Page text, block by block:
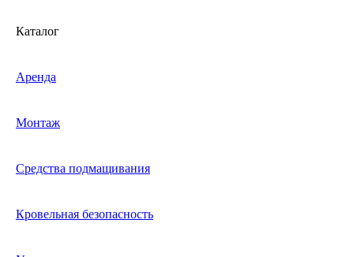
Каталог
Аренда
Монтаж
Средства подмащивания
Кровельная безопасность